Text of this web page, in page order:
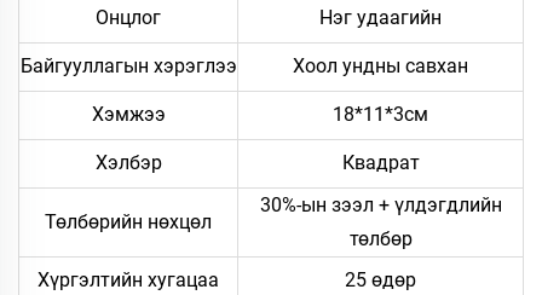
Онцлог Нэг удаагийн
Байгууллагын хэрэглээ Хоол ундны савхан
Хэмжээ 18*11*3см
Хэлбэр Квадрат
Төлбөрийн нөхцөл
30%-ын зээл + үлдэгдлийн
төлбөр
Хүргэлтийн хугацаа
25 өдөр